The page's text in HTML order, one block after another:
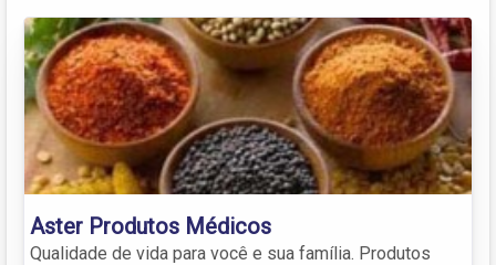
Aster Produtos Médicos
Qualidade de vida para você e sua família. Produtos